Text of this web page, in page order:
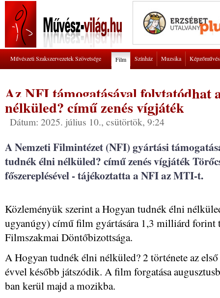
Művészeti Szakszervezetek Szövetsége Film Színház Muzsika
Az NFI támogatásával folytatódhat
nélküled? című zenés vígjáték
Dátum: 2025. július 10., csütörtök, 9:24
A Nemzeti Filmintézet (NFI) gyártási
tudnék élni nélküled? című zenés vígjáték
főszereplésével - tájékoztatta a NFI az MTI-t.
Közleményük szerint a Hogyan tudnék élni
ugyanúgy) című film gyártására 1,3 milliárd forint
Filmszakmai Döntőbizottsága.
A Hogyan tudnék élni nélküled? 2 története az
évvel később játszódik. A film forgatása
ban kerül majd a mozikba.